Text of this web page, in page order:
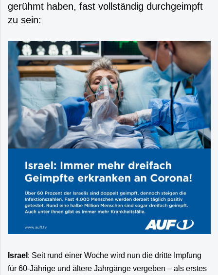
gerühmt haben, fast vollständig durchgeimpft
zu sein:
Israel : Seit rund einer Woche wird nun die dritte Impfung
für 60-Jährige und ältere Jahrgänge vergeben – als erstes